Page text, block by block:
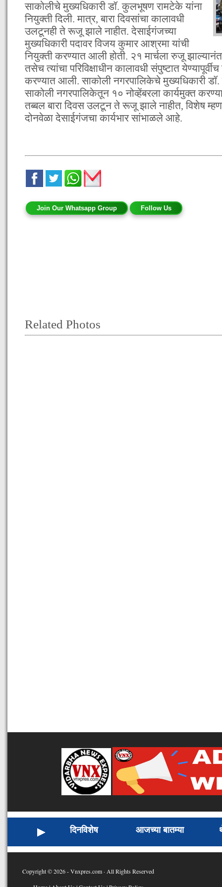
साकोलीचे मुख्यधिकारी डॉ. कुलभूषण रामटेके यांना
नियुक्ती दिली. मात्र, बारा दिवसांचा कालावधी
उलटूनही ते रूजू झाले नाहीत. देसाईगंजच्या
मुख्यधिकारी पदावर विजय कुमार आश्रमा यांची
नियुक्ती करण्यात आली होती. २१ मार्चला रुजू
तसेच त्यांचा परिविक्षाधीन कालावधी संपुष्टात
करण्यात आली. साकोली नगरपालिकेचे मुख्यधिकारी
साकोली नगरपालिकेतून १० नोव्हेंबरला कार्यमुक्त
तब्बल बारा दिवस उलटून ते रूजू झाले नाहीत, विशेष
दोनवेळा देसाईगंजचा कार्यभार सांभाळले आहे.
Join Our Whatsapp Group Follow Us
Related Photos
दिनविशेष आजच्या बातम्या
Copyright © 2026 - Vnxpres.com · All Rights Reserved